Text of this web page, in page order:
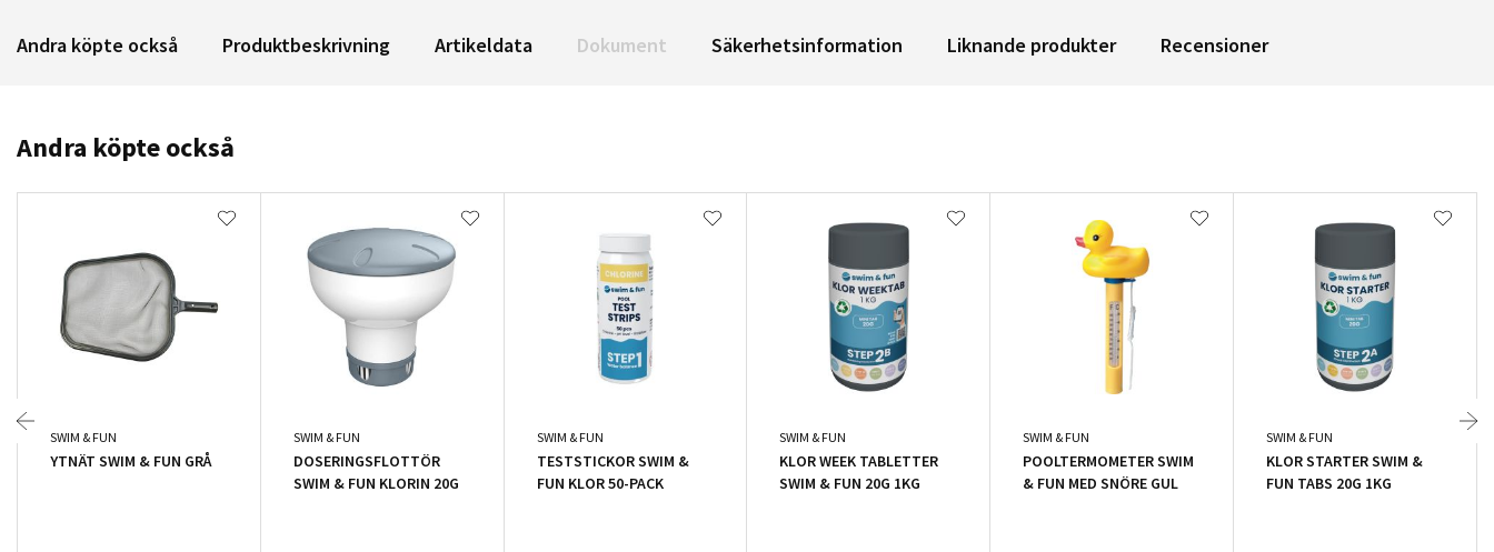
Andra köpte också Produktbeskrivning Artikeldata Dokument Säkerhetsinformation Liknande produkter Recensioner
Andra köpte också
SWIM & FUN
YTNÄT SWIM & FUN GRÅ
SWIM & FUN
DOSERINGSFLOTTÖR
SWIM & FUN KLORIN 20G
SWIM & FUN
TESTSTICKOR SWIM &
FUN KLOR 50-PACK
SWIM & FUN
KLOR WEEK TABLETTER
SWIM & FUN 20G 1KG
SWIM & FUN
POOLTERMOMETER SWIM
& FUN MED SNÖRE GUL
SWIM & FUN
KLOR STARTER SWIM &
FUN TABS 20G 1KG